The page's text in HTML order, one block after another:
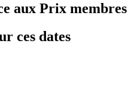
aux Prix membres
ces dates